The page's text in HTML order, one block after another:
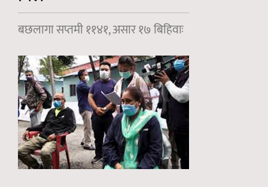
बछलागा सप्तमी ११४१, असार १७ बिहिवाः